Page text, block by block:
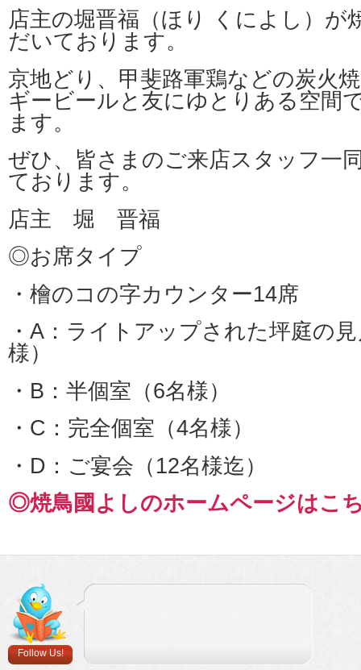
店主の堀晋福（ほり くによし）が
だいております。
京地どり、甲斐路軍鶏などの炭火
ギービールと友にゆとりある空間
ます。
ぜひ、皆さまのご来店スタッフ一
ております。
店主 堀 晋福
◎お席タイプ
・檜のコの字カウンター14席
・A：ライトアップされた坪庭の
様）
・B：半個室（6名様）
・C：完全個室（4名様）
・D：ご宴会（12名様迄）
◎焼鳥國よしのホームページはこ
Follow Us!